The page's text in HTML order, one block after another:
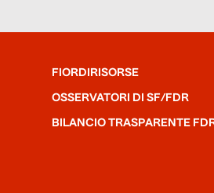
FIORDIRISORSE
OSSERVATORI DI SF/FDR
BILANCIO TRASPARENTE